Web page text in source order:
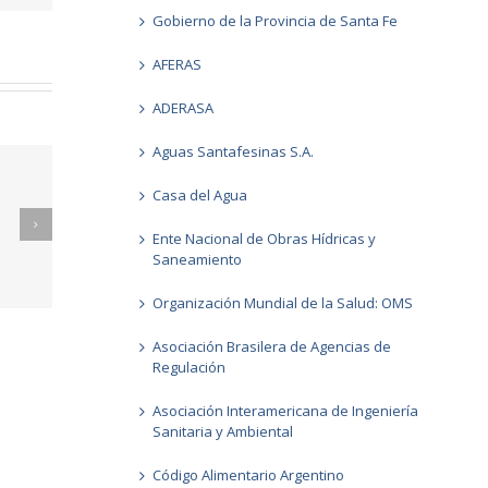
Informes GCC FEBRERO 2026
Gobierno de la Provincia de Santa Fe
AFERAS
ADERASA
Aguas Santafesinas S.A.
Casa del Agua
Ente Nacional de Obras Hídricas y
Saneamiento
Organización Mundial de la Salud: OMS
Asociación Brasilera de Agencias de
Regulación
Asociación Interamericana de Ingeniería
Sanitaria y Ambiental
Código Alimentario Argentino